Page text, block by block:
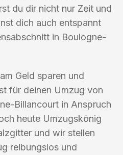
du dir nicht nur Zeit und
dich auch entspannt
in Boulogne-
Geld sparen und
für deinen Umzug von
Billancourt in Anspruch
heute Umzugskönig
und wir stellen
reibungslos und